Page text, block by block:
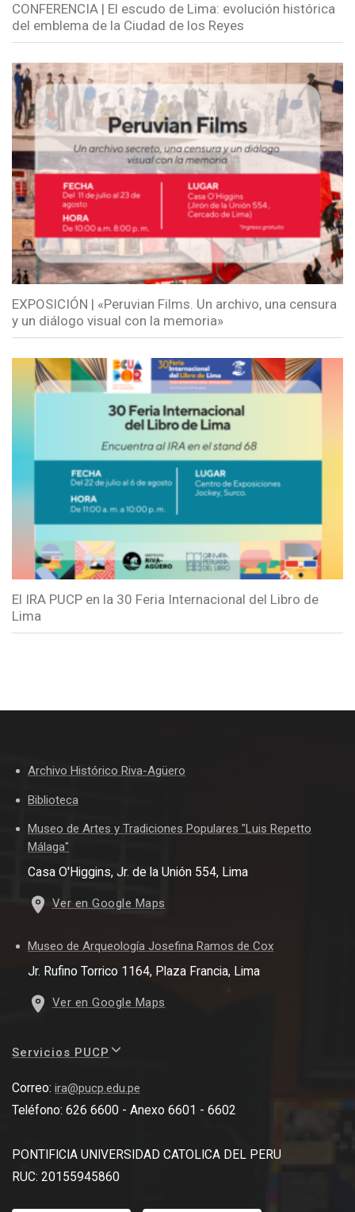
CONFERENCIA | El escudo de Lima: evolución histórica
del emblema de la Ciudad de los Reyes
EXPOSICIÓN | «Peruvian Films. Un archivo, una censura
y un diálogo visual con la memoria»
El IRA PUCP en la 30 Feria Internacional del Libro de
Lima
Archivo Histórico Riva-Agüero
Biblioteca
Museo de Artes y Tradiciones Populares "Luis Repetto
Málaga"
Casa O'Higgins, Jr. de la Unión 554, Lima
Ver en Google Maps
Museo de Arqueología Josefina Ramos de Cox
Jr. Rufino Torrico 1164, Plaza Francia, Lima
Ver en Google Maps
Servicios PUCP
Correo: ira@pucp.edu.pe
Teléfono: 626 6600 - Anexo 6601 - 6602
PONTIFICIA UNIVERSIDAD CATOLICA DEL PERU
RUC: 20155945860